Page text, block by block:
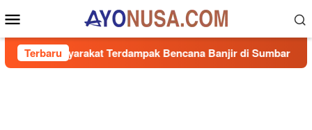
ke
kontenMobile
Terbaru
Terdampak Bencana Banjir di Sumbar Senator